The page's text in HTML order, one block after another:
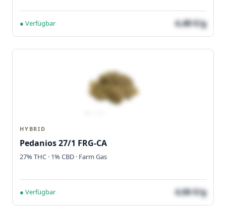
● Verfügbar 4,48 €/g
HYBRID
Pedanios 27/1 FRG-CA
27% THC · 1% CBD · Farm Gas
● Verfügbar 4,66 €/g